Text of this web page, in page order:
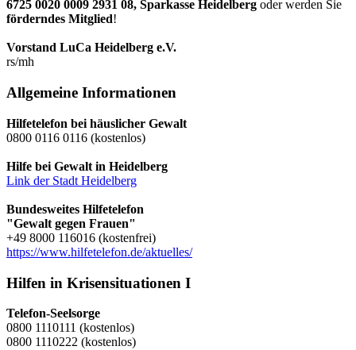
6725 0020 0009 2931 08, Sparkasse Heidelberg oder werden Sie
förderndes Mitglied!
Vorstand LuCa Heidelberg e.V.
rs/mh
Allgemeine Informationen
Hilfetelefon bei häuslicher Gewalt
0800 0116 0116 (kostenlos)
Hilfe bei Gewalt in Heidelberg
Link der Stadt Heidelberg
Bundesweites Hilfetelefon
"Gewalt gegen Frauen"
+49 8000 116016 (kostenfrei)
https://www.hilfetelefon.de/aktuelles/
Hilfen in Krisensituationen I
Telefon-Seelsorge
0800 1110111 (kostenlos)
0800 1110222 (kostenlos)